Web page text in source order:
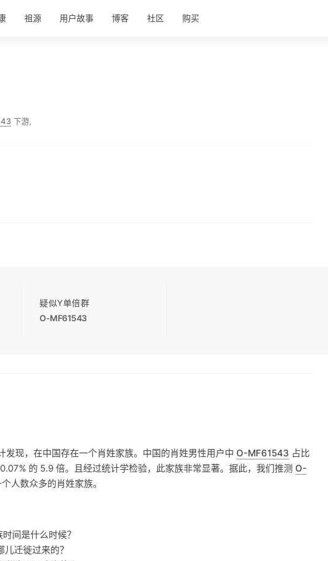
祖源 用户故事 博客 社区 购买
下游,
疑似Y单倍群
O-MF61543
发现，在中国存在一个肖姓家族。中国的肖姓男性用户中 O-MF61543 占比
的 5.9 倍。且经过统计学检验，此家族非常显著。据此，我们推测 O-
人数众多的肖姓家族。
间是什么时候？
迁徙过来的？